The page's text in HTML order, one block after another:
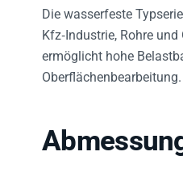
Die wasserfeste
Kfz‑Industrie, Rohre
ermöglicht hohe
Oberflächenbearbeitung.